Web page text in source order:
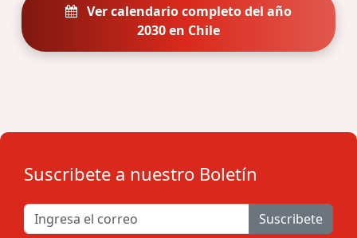
Ver calendario completo del año
2030 en Chile
Suscribete a nuestro Boletín
Suscribete